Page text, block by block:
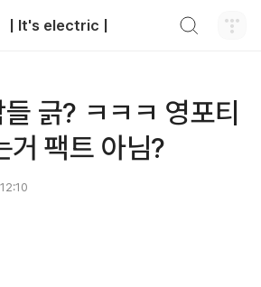
| It's electric |
긁? ㅋㅋㅋ 영포티
거 팩트 아님?